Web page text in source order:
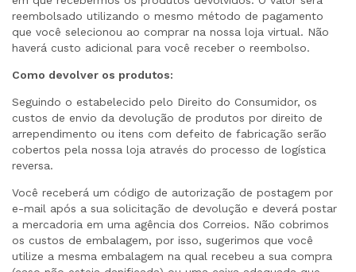
reembolsado utilizando o mesmo método de pagamento
que você selecionou ao comprar na nossa loja virtual. Não
haverá custo adicional para você receber o reembolso.
Como devolver os produtos:
Seguindo o estabelecido pelo Direito do Consumidor, os
custos de envio da devolução de produtos por direito de
arrependimento ou itens com defeito de fabricação serão
cobertos pela nossa loja através do processo de logística
reversa.
Você receberá um código de autorização de postagem por
e-mail após a sua solicitação de devolução e deverá postar
a mercadoria em uma agência dos Correios. Não cobrimos
os custos de embalagem, por isso, sugerimos que você
utilize a mesma embalagem na qual recebeu a sua compra